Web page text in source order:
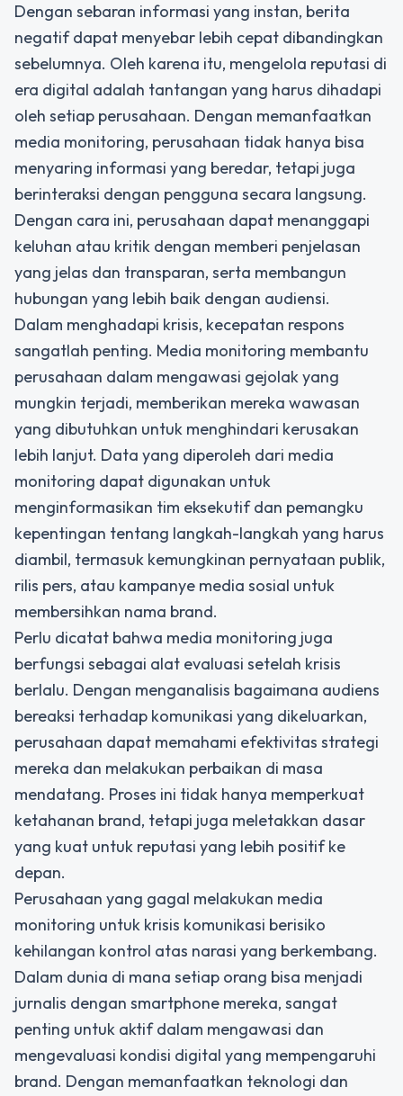
Dengan sebaran informasi yang instan, berita
negatif dapat menyebar lebih cepat dibandingkan
sebelumnya. Oleh karena itu, mengelola reputasi di
era digital adalah tantangan yang harus dihadapi
oleh setiap perusahaan. Dengan memanfaatkan
media monitoring, perusahaan tidak hanya bisa
menyaring informasi yang beredar, tetapi juga
berinteraksi dengan pengguna secara langsung.
Dengan cara ini, perusahaan dapat menanggapi
keluhan atau kritik dengan memberi penjelasan
yang jelas dan transparan, serta membangun
hubungan yang lebih baik dengan audiensi.
Dalam menghadapi krisis, kecepatan respons
sangatlah penting. Media monitoring membantu
perusahaan dalam mengawasi gejolak yang
mungkin terjadi, memberikan mereka wawasan
yang dibutuhkan untuk menghindari kerusakan
lebih lanjut. Data yang diperoleh dari media
monitoring dapat digunakan untuk
menginformasikan tim eksekutif dan pemangku
kepentingan tentang langkah-langkah yang harus
diambil, termasuk kemungkinan pernyataan publik,
rilis pers, atau kampanye media sosial untuk
membersihkan nama brand.
Perlu dicatat bahwa media monitoring juga
berfungsi sebagai alat evaluasi setelah krisis
berlalu. Dengan menganalisis bagaimana audiens
bereaksi terhadap komunikasi yang dikeluarkan,
perusahaan dapat memahami efektivitas strategi
mereka dan melakukan perbaikan di masa
mendatang. Proses ini tidak hanya memperkuat
ketahanan brand, tetapi juga meletakkan dasar
yang kuat untuk reputasi yang lebih positif ke
depan.
Perusahaan yang gagal melakukan media
monitoring untuk krisis komunikasi berisiko
kehilangan kontrol atas narasi yang berkembang.
Dalam dunia di mana setiap orang bisa menjadi
jurnalis dengan smartphone mereka, sangat
penting untuk aktif dalam mengawasi dan
mengevaluasi kondisi digital yang mempengaruhi
brand. Dengan memanfaatkan teknologi dan